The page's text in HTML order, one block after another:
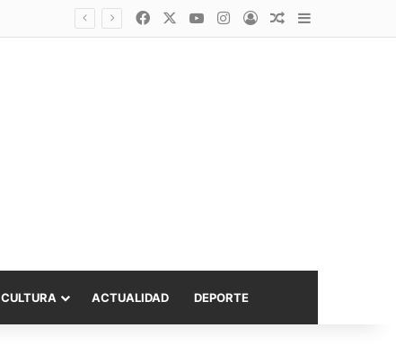
FacebookYouTubeInstagram
AccesoPublicación al
Barra lateral
CULTURA ACTUALIDAD DEPORTE